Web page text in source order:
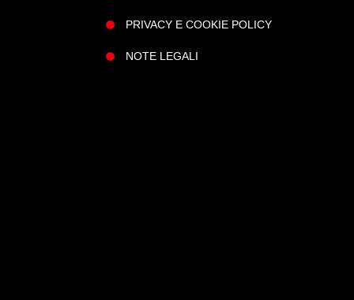
PRIVACY E COOKIE POLICY
NOTE LEGALI